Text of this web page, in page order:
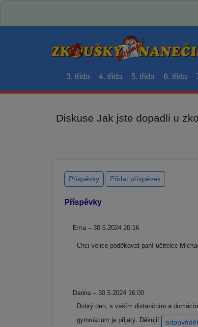
3. třída 4. třída 5. třída 6. třída
Diskuse Jak jste dopadli u
Příspěvky Přidat příspěvek
Příspěvky
Ema – 30.5.2024 20:16
Chci velice poděkovat paní učitelce
Darina – 30.5.2024 16:00
Dobrý den, s vaším distančním a
gymnázium je přijatý. Děkuji!
odpovědět